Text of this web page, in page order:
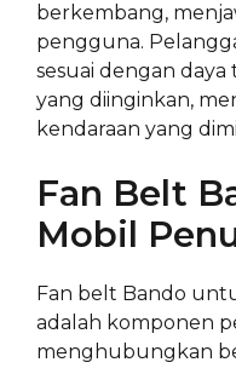
berkembang,
pengguna.
sesuai dengan
yang diinginkan,
kendaraan yang
Fan Belt
Mobil
Fan belt Bando
adalah komponen
menghubungkan